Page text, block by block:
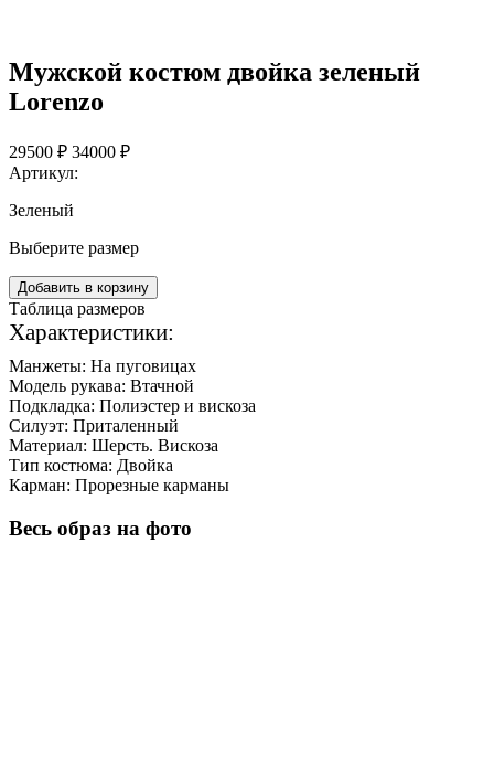
Мужской костюм двойка зеленый
Lorenzo
29500 ₽ 34000 ₽
Артикул:
Зеленый
Выберите размер
Добавить в корзину
Таблица размеров
Характеристики:
Манжеты: На пуговицах
Модель рукава: Втачной
Подкладка: Полиэстер и вискоза
Силуэт: Приталенный
Материал: Шерсть. Вискоза
Тип костюма: Двойка
Карман: Прорезные карманы
Весь образ на фото